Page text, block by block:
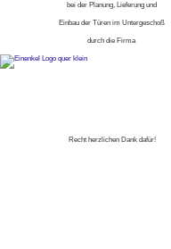
bei der Planung, Lieferung und
Einbau der Türen im Untergeschoß
durch die Firma
Recht herzlichen Dank dafür!